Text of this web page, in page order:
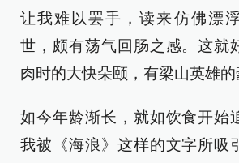
让我难以罢手，读来仿佛漂
世，颇有荡气回肠之感。这就
肉时的大快朵颐，有梁山英雄的
如今年龄渐长，就如饮食开始
我被《海浪》这样的文字所吸